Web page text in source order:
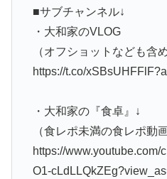
■サブチャンネル↓
・大和家のVLOG
（オフショットなども含
https://t.co/
・大和家の『食卓』↓
（食レポ未満の食レポ動画
https://
O1-